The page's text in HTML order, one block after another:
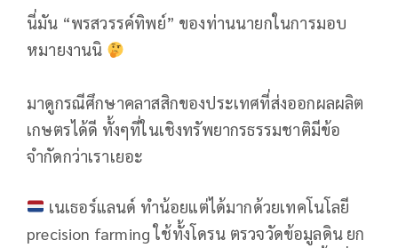
นี่มัน “พรสวรรค์ทิพย์” ของท่านนายกในการมอบ
หมายงานนิ
มาดูกรณีศึกษาคลาสสิกของประเทศที่ส่งออกผลผลิต
เกษตรได้ดี ทั้งๆที่ในเชิงทรัพยากรธรรมชาติมีข้อ
จำกัดกว่าเราเยอะ
เนเธอร์แลนด์ ทำน้อยแต่ได้มากด้วยเทคโนโลยี
precision farming ใช้ทั้งโดรน ตรวจวัดข้อมูลดิน ยก